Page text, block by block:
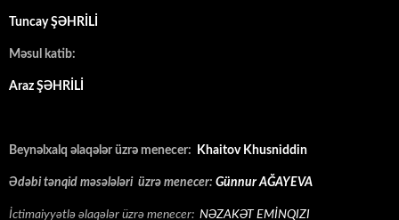
Tuncay ŞƏHRİLİ
Məsul katib:
Araz ŞƏHRİLİ
Beynəlxalq əlaqələr üzrə menecer: Khaitov Khusniddin
Ədəbi tənqid məsələləri üzrə menecer: Günnur AĞAYEVA
İctimaiyyətlə əlaqələr üzrə menecer: NƏZAKƏT EMİNQIZI